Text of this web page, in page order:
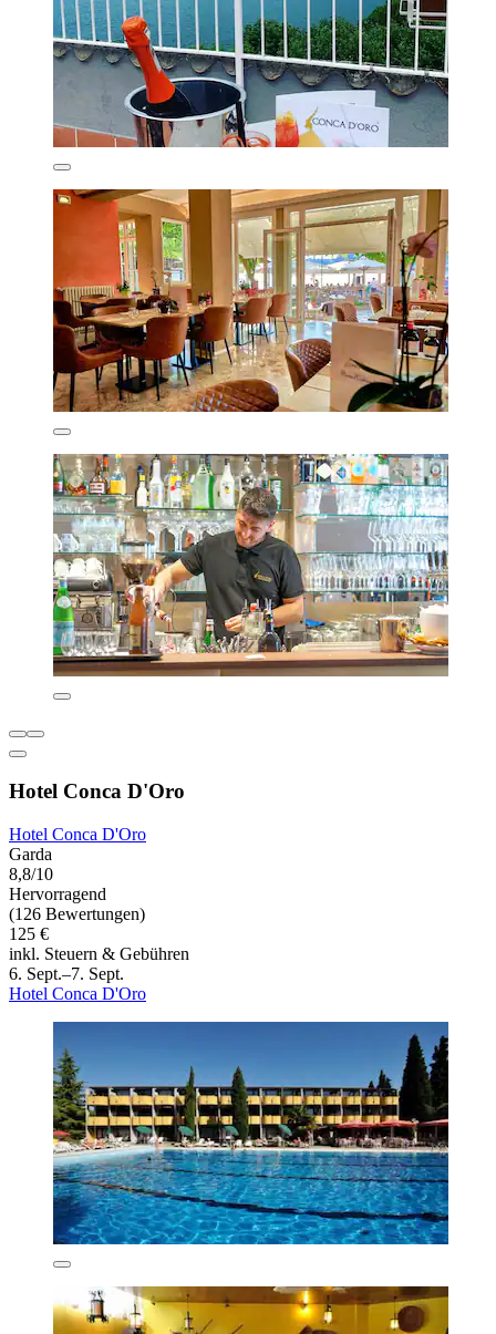
Hotel Conca D'Oro
Hotel Conca D'Oro
Garda
8,8/10
Hervorragend
(126 Bewertungen)
125 €
inkl. Steuern & Gebühren
6. Sept.–7. Sept.
Hotel Conca D'Oro